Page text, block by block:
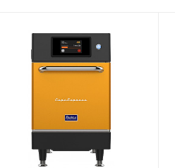
Подпись к товару
220 В; 1 уровень;
противень - GN